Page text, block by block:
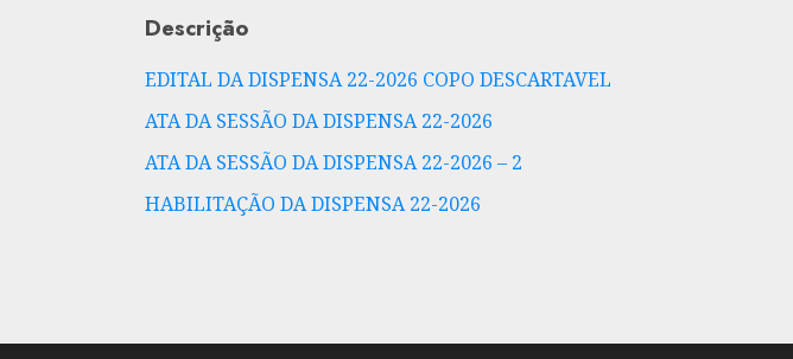
Descrição
EDITAL DA DISPENSA 22-2026 COPO DESCARTAVEL
ATA DA SESSÃO DA DISPENSA 22-2026
ATA DA SESSÃO DA DISPENSA 22-2026 – 2
HABILITAÇÃO DA DISPENSA 22-2026